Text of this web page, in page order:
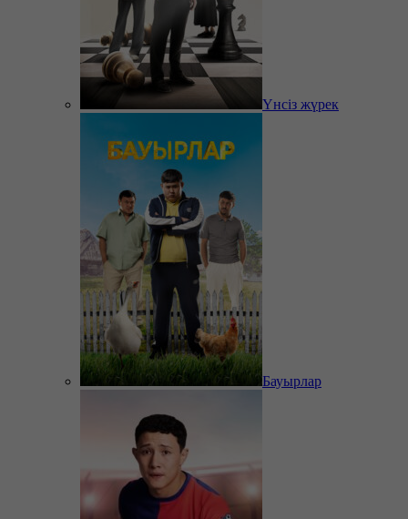
Үнсіз жүрек
Бауырлар